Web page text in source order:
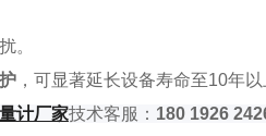
。
，可显著延长设备寿命至10年以
计厂家技术客服： 180 1926